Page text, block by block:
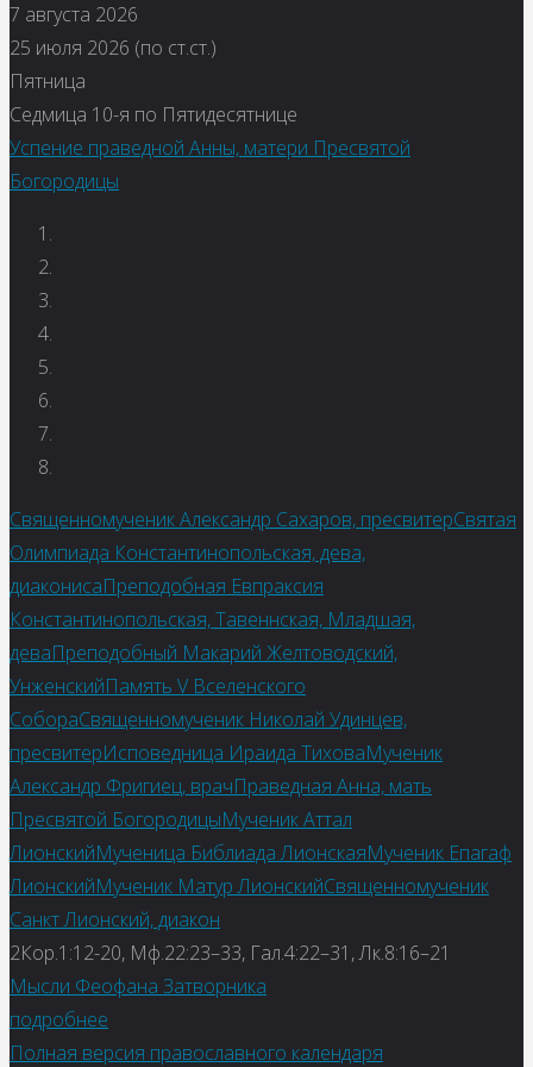
7 августа 2026
25 июля 2026 (по ст.ст.)
Пятница
Седмица 10-я по Пятидесятнице
Успение праведной Анны, матери Пресвятой
Богородицы
Священномученик Александр Сахаров, пресвитерСвятая
Олимпиада Константинопольская, дева,
диаконисаПреподобная Евпраксия
Константинопольская, Тавеннская, Младшая,
деваПреподобный Макарий Желтоводский,
УнженскийПамять V Вселенского
СобораСвященномученик Николай Удинцев,
пресвитерИсповедница Ираида ТиховаМученик
Александр Фригиец, врачПраведная Анна, мать
Пресвятой БогородицыМученик Аттал
ЛионскийМученица Библиада ЛионскаяМученик Епагаф
ЛионскийМученик Матур ЛионскийСвященномученик
Санкт Лионский, диакон
2Кор.1:12-20, Мф.22:23–33, Гал.4:22–31, Лк.8:16–21
Мысли Феофана Затворника
подробнее
Полная версия православного календаря